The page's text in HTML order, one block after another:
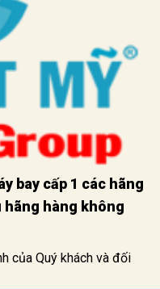
bay cấp 1 các hãng
hãng hàng không
của Quý khách và đối